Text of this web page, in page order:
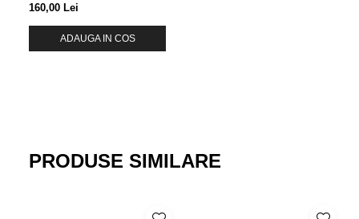
160,00 Lei
ADAUGA IN COS
PRODUSE SIMILARE